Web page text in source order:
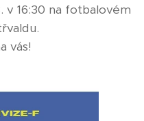
v 16:30 na fotbalovém
vás! ⚔️